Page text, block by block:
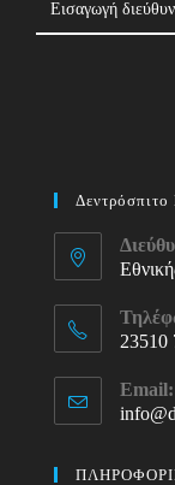
23510
in
your
Email: